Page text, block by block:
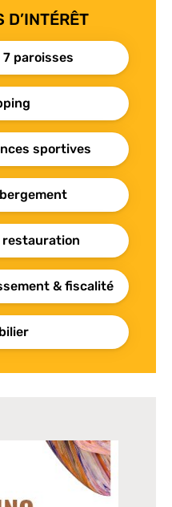
D’INTÉRÊT
paroisses
sportives
restauration
& fiscalité